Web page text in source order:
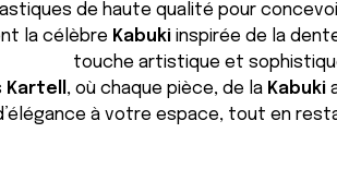
de haute qualité pour
la célèbre Kabukiinspirée de la
touche artistique et
Kartell , où chaque pièce, de la Kabuki
à votre espace, tout en